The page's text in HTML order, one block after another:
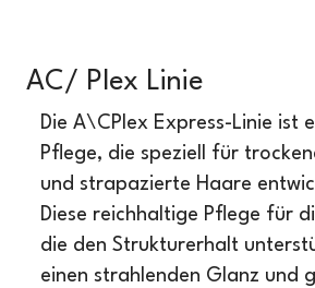
AC/ Plex Linie
Die A\CPlex Express-Linie ist
Pflege, die speziell für
und strapazierte Haare
Diese reichhaltige Pflege für
die den Strukturerhalt
einen strahlenden Glanz und